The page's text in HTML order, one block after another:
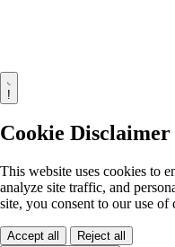
!
Cookie Disclaimer
This website uses cookies to
analyze site traffic, and
site, you consent to our use of
Accept all
Reject all